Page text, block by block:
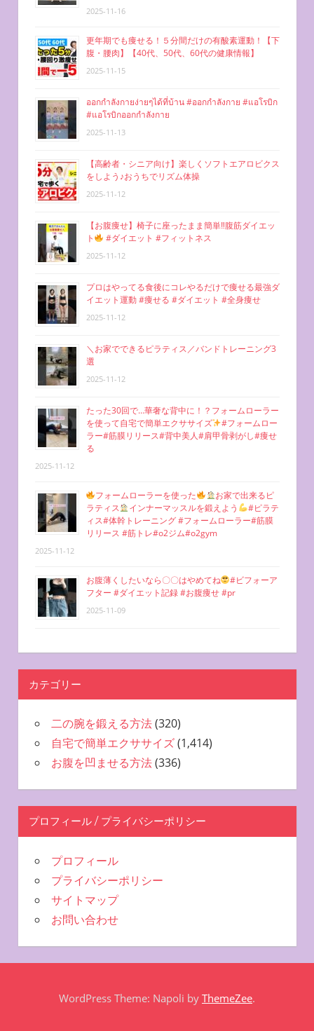
2025-11-16
更年期でも痩せる！５分間だけの有酸素運動！【下
腹・腰肉】【40代、50代、60代の健康情報】
2025-11-15
ออกกำลังกายง่ายๆได้ที่บ้าน #ออกกำลังกาย #แอโรบิก
#แอโรบิกออกกำลังกาย
2025-11-13
【高齢者・シニア向け】楽しくソフトエアロビクス
をしよう♪おうちでリズム体操
2025-11-12
【お腹痩せ】椅子に座ったまま簡単‼︎腹筋ダイエッ
ト
#ダイエット #フィットネス
2025-11-12
プロはやってる食後にコレやるだけで痩せる最強ダ
イエット運動 #痩せる #ダイエット #全身痩せ
2025-11-12
＼お家でできるピラティス／バンドトレーニング3
選
2025-11-12
たった30回で…華奢な背中に！？フォームローラー
を使って自宅で簡単エクササイズ
#フォームロー
ラー#筋膜リリース#背中美人#肩甲骨剥がし#痩せ
る
2025-11-12
フォームローラーを使った
お家で出来るピ
ラティス
インナーマッスルを鍛えよう
#ピラテ
ィス#体幹トレーニング #フォームローラー#筋膜
リリース #筋トレ#o2ジム#o2gym
2025-11-12
お腹薄くしたいなら〇〇はやめてね
#ビフォーア
フター #ダイエット記録 #お腹痩せ #pr
2025-11-09
カテゴリー
二の腕を鍛える方法(320)
自宅で簡単エクササイズ(1,414)
お腹を凹ませる方法(336)
プロフィール / プライバシーポリシー
プロフィール
プライバシーポリシー
サイトマップ
お問い合わせ
WordPress Theme: Napoli by ThemeZee.